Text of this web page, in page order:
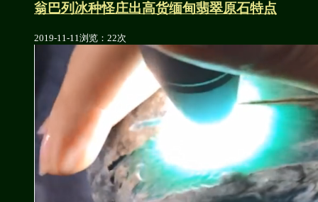
翁巴列冰种怪庄出高货缅甸翡翠原石特点
2019-11-11 浏览：22次